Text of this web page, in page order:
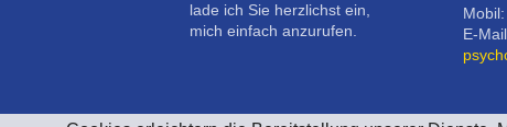
lade ich Sie herzlichst ein,
mich einfach anzurufen.
Mobil:
E-